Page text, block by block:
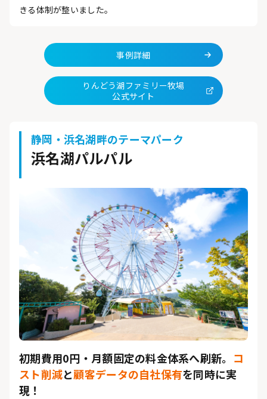
きる体制が整いました。
事例詳細
りんどう湖ファミリー牧場
公式サイト
静岡・浜名湖畔のテーマパーク
浜名湖パルパル
初期費用0円・月額固定の料金体系へ刷新。 コ
スト削減と顧客データの自社保有を同時に実
現！